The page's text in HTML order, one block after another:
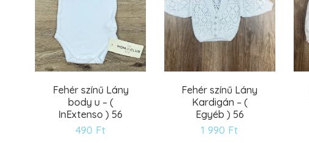
Fehér színű Lány
body u – (
InExtenso ) 56
490 Ft
Fehér színű Lány
Kardigán – (
Egyéb ) 56
1 990 Ft